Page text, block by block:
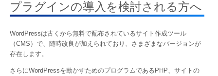
プラグインの導入を検討される方へ
WordPressは古くから無料で配布されているサイト作成ツール
（CMS）で、随時改良が加えられており、さまざまなバージョンが
存在します。
さらにWordPressを動かすためのプログラムであるPHP、サイトの